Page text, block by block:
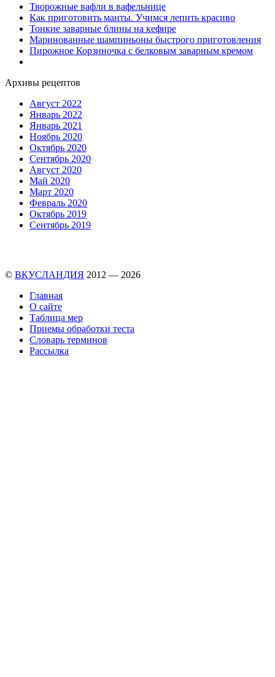
Творожные вафли в вафельнице
Как приготовить манты. Учимся лепить красиво
Тонкие заварные блины на кефире
Маринованные шампиньоны быстрого приготовления
Пирожное Корзиночка с белковым заварным кремом
Архивы рецептов
Август 2022
Январь 2022
Январь 2021
Ноябрь 2020
Октябрь 2020
Сентябрь 2020
Август 2020
Май 2020
Март 2020
Февраль 2020
Октябрь 2019
Сентябрь 2019
© ВКУСЛАНДИЯ 2012 — 2026
Главная
О сайте
Таблица мер
Приемы обработки теста
Словарь терминов
Рассылка